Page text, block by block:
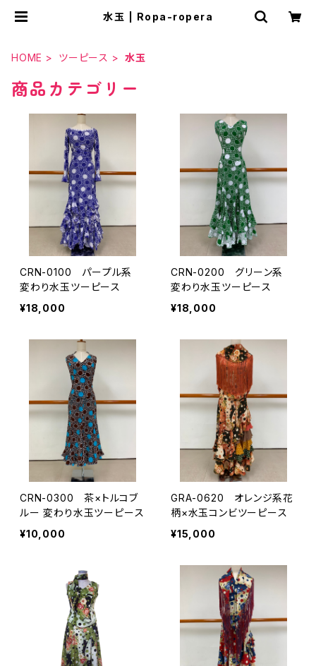
水玉 | Ropa-ropera
HOME ツーピース 水玉
商品カテゴリー
CRN-0100 パープル系
変わり水玉ツーピース
¥18,000
CRN-0200 グリーン系
変わり水玉ツーピース
¥18,000
CRN-0300 茶×トルコブ
ルー 変わり水玉ツーピース
¥10,000
GRA-0620 オレンジ系花
柄×水玉コンビツーピース
¥15,000